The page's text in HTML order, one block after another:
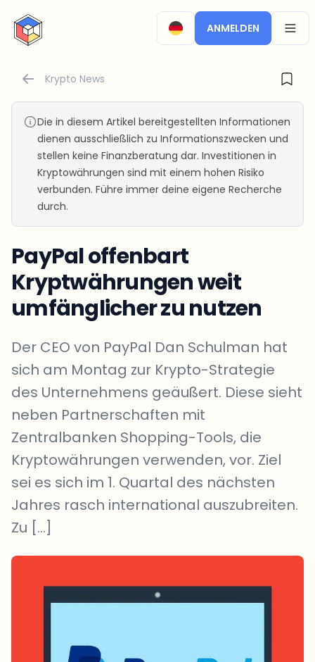
CryptoTicker
ANMELDEN
Krypto News
Die in diesem Artikel bereitgestellten Informationen
dienen ausschließlich zu Informationszwecken und
stellen keine Finanzberatung dar. Investitionen in
Kryptowährungen sind mit einem hohen Risiko
verbunden. Führe immer deine eigene Recherche
durch.
PayPal offenbart
Kryptwährungen weit
umfänglicher zu nutzen
Der CEO von PayPal Dan Schulman hat
sich am Montag zur Krypto-Strategie
des Unternehmens geäußert. Diese sieht
neben Partnerschaften mit
Zentralbanken Shopping-Tools, die
Kryptowährungen verwenden, vor. Ziel
sei es sich im 1. Quartal des nächsten
Jahres rasch international auszubreiten.
Zu […]